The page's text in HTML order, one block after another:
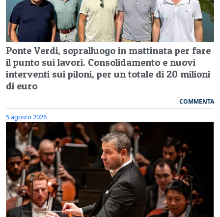
Ponte Verdi, sopralluogo in mattinata per fare
il punto sui lavori. Consolidamento e nuovi
interventi sui piloni, per un totale di 20 milioni
di euro
COMMENTA
5 agosto 2026